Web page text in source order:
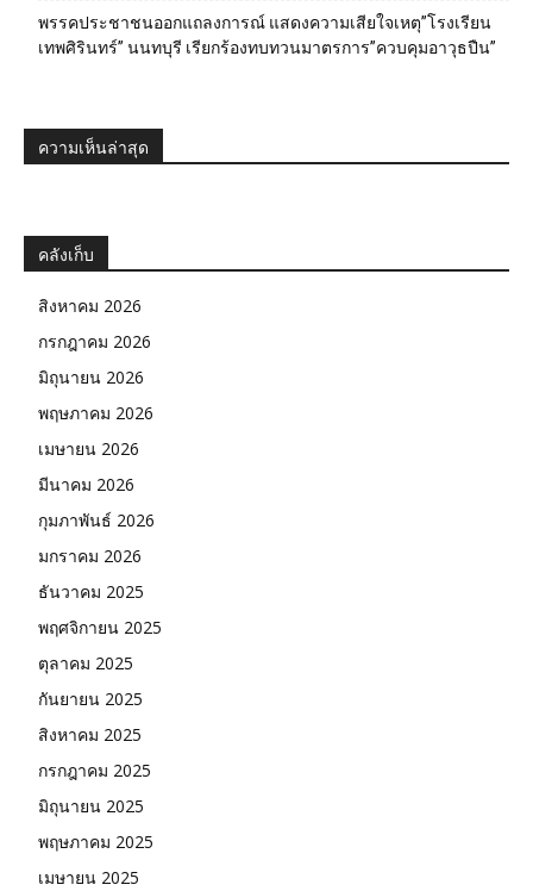
พรรคประชาชนออกแถลงการณ์ แสดงความเสียใจเหตุ”โรงเรียน
เทพศิรินทร์” นนทบุรี เรียกร้องทบทวนมาตรการ”ควบคุมอาวุธปืน”
ความเห็นล่าสุด
คลังเก็บ
สิงหาคม 2026
กรกฎาคม 2026
มิถุนายน 2026
พฤษภาคม 2026
เมษายน 2026
มีนาคม 2026
กุมภาพันธ์ 2026
มกราคม 2026
ธันวาคม 2025
พฤศจิกายน 2025
ตุลาคม 2025
กันยายน 2025
สิงหาคม 2025
กรกฎาคม 2025
มิถุนายน 2025
พฤษภาคม 2025
เมษายน 2025